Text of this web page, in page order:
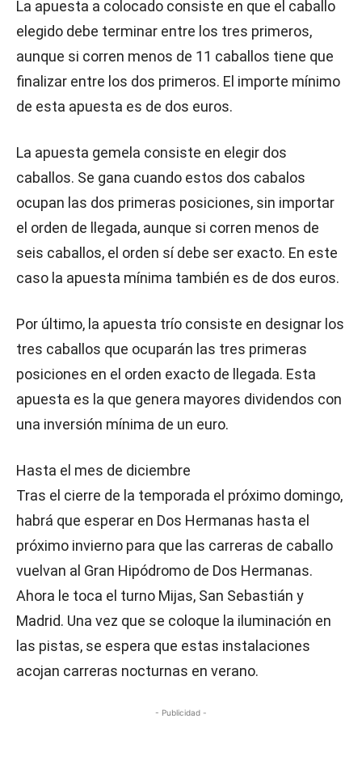
La apuesta a colocado consiste en que el caballo
elegido debe terminar entre los tres primeros,
aunque si corren menos de 11 caballos tiene que
finalizar entre los dos primeros. El importe mínimo
de esta apuesta es de dos euros.
La apuesta gemela consiste en elegir dos
caballos. Se gana cuando estos dos cabalos
ocupan las dos primeras posiciones, sin importar
el orden de llegada, aunque si corren menos de
seis caballos, el orden sí debe ser exacto. En este
caso la apuesta mínima también es de dos euros.
Por último, la apuesta trío consiste en designar los
tres caballos que ocuparán las tres primeras
posiciones en el orden exacto de llegada. Esta
apuesta es la que genera mayores dividendos con
una inversión mínima de un euro.
Hasta el mes de diciembre
Tras el cierre de la temporada el próximo domingo,
habrá que esperar en Dos Hermanas hasta el
próximo invierno para que las carreras de caballo
vuelvan al Gran Hipódromo de Dos Hermanas.
Ahora le toca el turno Mijas, San Sebastián y
Madrid. Una vez que se coloque la iluminación en
las pistas, se espera que estas instalaciones
acojan carreras nocturnas en verano.
- Publicidad -